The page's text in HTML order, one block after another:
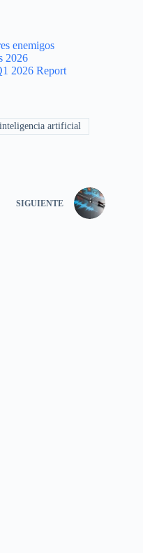
enemigos
2026
2026 Report
inteligencia artificial
SIGUIENTE